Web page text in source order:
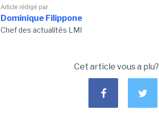
Article rédigé par
Dominique Filippone
Chef des actualités LMI
Cet article vous a plu?